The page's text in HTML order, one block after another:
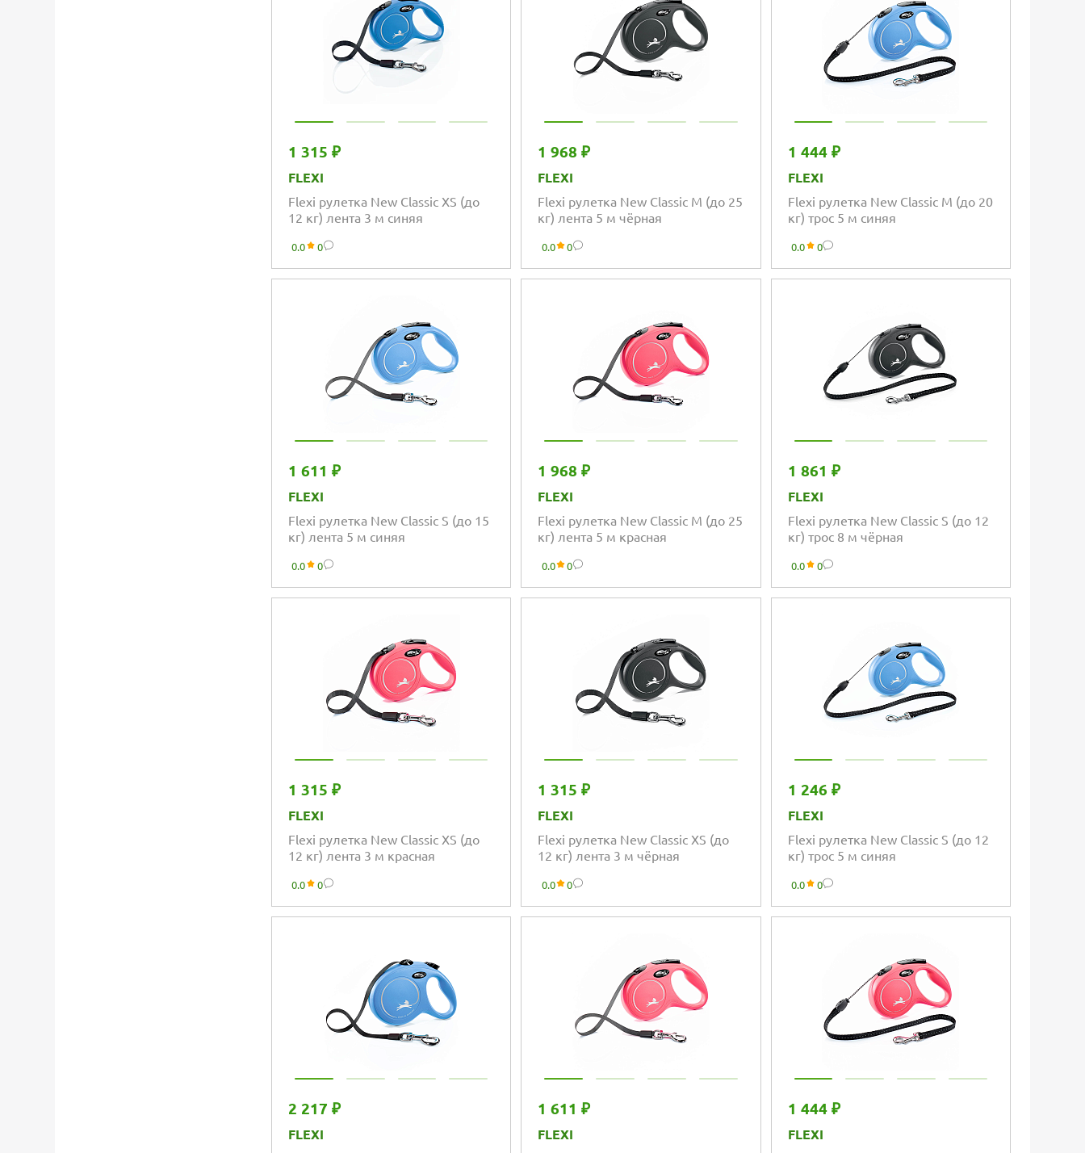
1 315 ₽
FLEXI
Flexi рулетка New Classic XS (до
12 кг) лента 3 м синяя
0.0 0
1 968 ₽
FLEXI
Flexi рулетка New Classic M (до 25
кг) лента 5 м чёрная
0.0 0
1 444 ₽
FLEXI
Flexi рулетка New Classic M (до 20
кг) трос 5 м синяя
0.0 0
1 611 ₽
FLEXI
Flexi рулетка New Classic S (до 15
кг) лента 5 м синяя
0.0 0
1 968 ₽
FLEXI
Flexi рулетка New Classic M (до 25
кг) лента 5 м красная
0.0 0
1 861 ₽
FLEXI
Flexi рулетка New Classic S (до 12
кг) трос 8 м чёрная
0.0 0
1 315 ₽
FLEXI
Flexi рулетка New Classic XS (до
12 кг) лента 3 м красная
0.0 0
1 315 ₽
FLEXI
Flexi рулетка New Classic XS (до
12 кг) лента 3 м чёрная
0.0 0
1 246 ₽
FLEXI
Flexi рулетка New Classic S (до 12
кг) трос 5 м синяя
0.0 0
2 217 ₽
FLEXI
1 611 ₽
FLEXI
1 444 ₽
FLEXI